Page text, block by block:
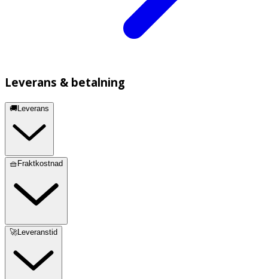
Leverans & betalning
🚚Leverans
🧺Fraktkostnad
🚀Leveranstid